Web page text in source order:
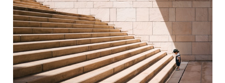
一
塊
拼
圖：
淺
談